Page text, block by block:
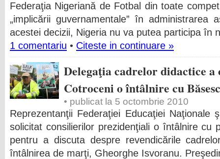
Federaţia Nigeriană de Fotbal din toate
„implicării guvernamentale” în administrarea
acestei decizii, Nigeria nu va putea participa în
1 comentariu • Citeste in continuare »
Delegaţia cadrelor didactice
Cotroceni o întâlnire cu
• publicat la 5 octombrie 2010
Reprezentanţii Federaţiei Educaţiei Naţionale
solicitat consilierilor prezidenţiali o întâlnire cu
pentru a discuta despre revendicările
întâlnirea de marţi, Gheorghe Isvoranu.